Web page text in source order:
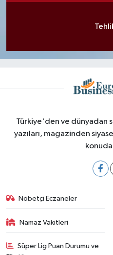
Türkiye'den ve dünyadan
yazıları, magazinden
Nöbetçi Eczaneler
Namaz Vakitleri
Süper Lig Puan Durumu ve